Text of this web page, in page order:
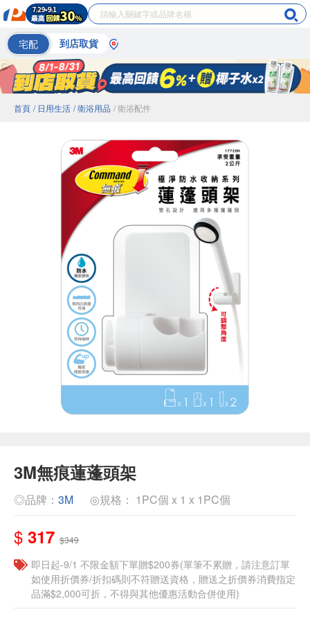
宅配 到店取貨
首頁 / 日用生活 / 衛浴用品 / 衛浴配件
3M無痕蓮蓬頭架
◎品牌： 3M ◎規格： 1PC個 x 1 x 1PC個
$ 317 $349
即日起-9/1 不限金額下單贈$200券(單筆不累贈，請注意訂單
如使用折價券/折扣碼則不符贈送資格，贈送之折價券消費指定
品滿$2,000可折，不得與其他優惠活動合併使用)